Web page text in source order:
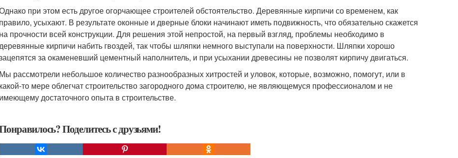
при этом есть другое огорчающее строителей обстоятельство. Деревянные кирпичи со временем, как
правило, усыхают. В результате оконные и дверные блоки начинают иметь подвижность, что обязательно скажется
на прочности всей конструкции. Для решения этой непростой, на первый взгляд, проблемы необходимо в
кирпичи набить гвоздей, так чтобы шляпки немного выступали на поверхности. Шляпки хорошо
за окаменевший цементный наполнитель, и при усыхании древесины не позволят кирпичу двигаться.
Мы рассмотрели небольшое количество разнообразных хитростей и уловок, которые, возможно, помогут, или в
какой-то мере облегчат строительство загородного дома строителю, не являющемуся профессионалом и не
имеющему достаточного опыта в строительстве.
Поделитесь с друзьями!